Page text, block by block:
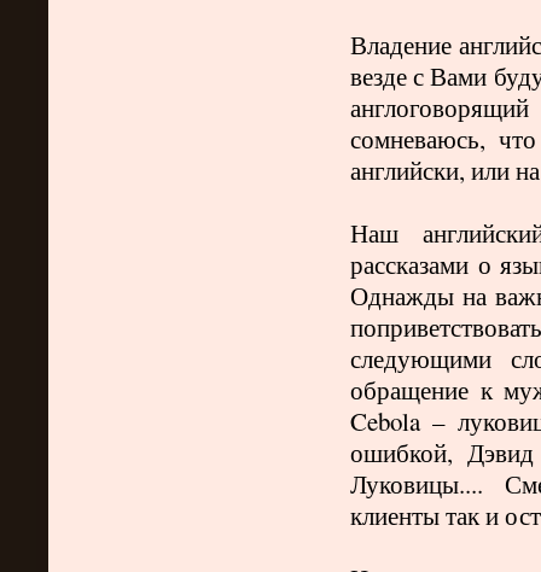
Владение
везде с Вами
сомневаюсь,
английски, или
Наш
рассказами о
Однажды на
следующими
обращение к
Cebola –
ошибкой, Дэвид
Луковицы....
клиенты так и